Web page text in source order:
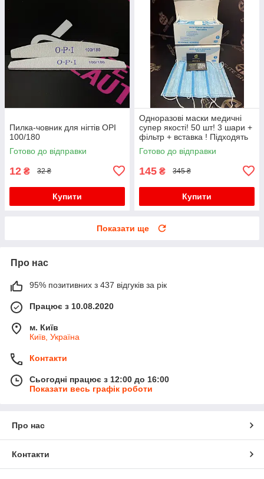
Пилка-човник для нігтів OPI
100/180
Готово до відправки
12 ₴ 32 ₴
Купити
Одноразові маски медичні
супер якості! 50 шт! 3 шари +
фільтр + вставка ! Підходять
дітям для школи!
Готово до відправки
145 ₴ 345 ₴
Купити
Показати ще
Про нас
95% позитивних з 437 відгуків за рік
Працює з 10.08.2020
м. Київ
Київ, Україна
Контакти
Сьогодні працює з 12:00 до 16:00
Показати весь графік роботи
Про нас
Контакти